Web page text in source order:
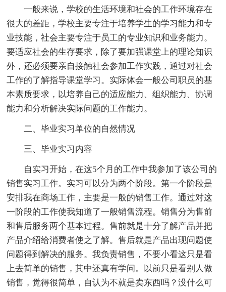
一般来说，学校的生活环境和社会的工作环境存在
很大的差距，学校主要专注于培养学生的学习能力和专
业技能，社会主要专注于员工的专业知识和业务能力。
要适应社会的生存要求，除了要加强课堂上的理论知识
外，还必须要亲自接触社会参加工作实践，通过对社会
工作的了解指导课堂学习。实际体会一般公司职员的基
本素质要求，以培养自己的适应能力、组织能力、协调
能力和分析解决实际问题的工作能力。
二、毕业实习单位的自然情况
三、毕业实习内容
自实习开始，在这5个月的工作中我参加了该公司的
销售实习工作。实习可以分为两个阶段。第一个阶段是
安排我在商场工作，主要是一般的销售工作。通过对这
一阶段的工作使我知道了一般销售流程。销售分为售前
和售后服务两个基本过程。售前就是十分了解产品并把
产品介绍给消费者使之了解。售后就是产品出现问题使
问题得到解决的服务。我负责销售，不要小看这只是看
上去简单的销售，其中还真有学问。以前只是看别人做
销售，觉得很简单，自认为不就是卖东西吗？没什么可